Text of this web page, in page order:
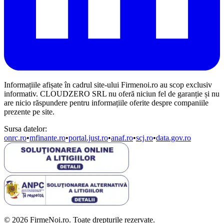
Informațiile afișate în cadrul site-ului Firmenoi.ro au scop exclusiv
informativ. CLOUDZERO SRL nu oferă niciun fel de garanție și nu
are nicio răspundere pentru informațiile oferite despre companiile
prezente pe site.
Sursa datelor:
onrc.ro•mfinante.ro•portal.just.ro•anaf.ro•scj.ro•data.gov.ro
© 2026 FirmeNoi.ro. Toate drepturile rezervate.